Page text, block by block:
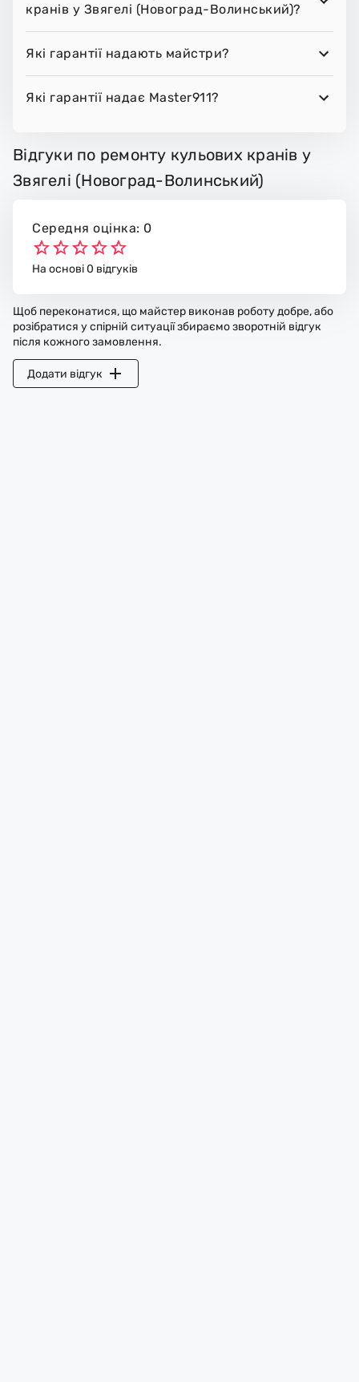
кранів у Звягелі (Новоград-Волинський)?
Які гарантії надають майстри?
Які гарантії надає Master911?
Відгуки по ремонту кульових кранів у
Звягелі (Новоград-Волинський)
Середня оцінка: 0
На основі 0 відгуків
Щоб переконатися, що майстер виконав роботу добре, або
розібратися у спірній ситуації збираємо зворотній відгук
після кожного замовлення.
Додати відгук